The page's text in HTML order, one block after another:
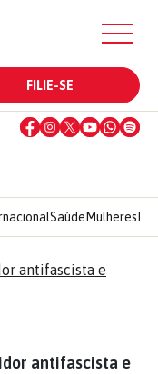
FILIE-SE
Saúde Mulheres
antifascista e